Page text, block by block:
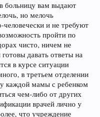
больницу вам выдают
но мелочь
человечески и не требуют
пройти по
чисто, ничем не
давать ответы на
в курсе ситуации
в третьем отделении
каждой мамы с ребенком
чем-либо от других
врачей лично у
что учреждение